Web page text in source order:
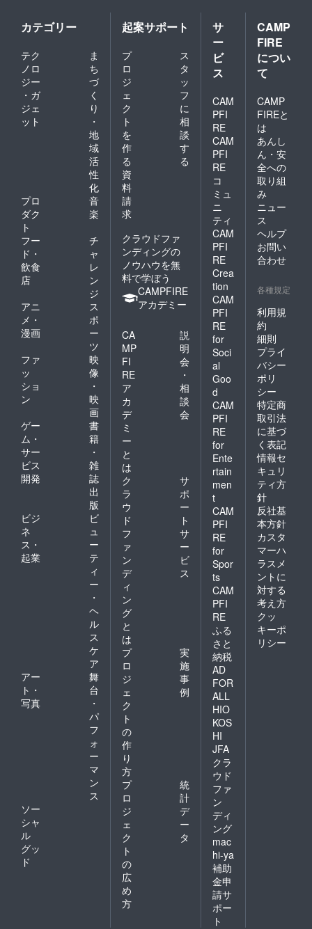
カテゴリー
テク
ノロ
ジー
・ガ
ジェ
ット
ま
ち
づ
く
り
・
地
域
活
性
化
プロ
ダク
ト
音
楽
フー
ド・
飲食
店
チ
ャ
レ
ン
ジ
アニ
メ・
漫画
ス
ポ
ー
ツ
ファ
ッ
ショ
ン
映
像
・
映
画
ゲー
ム・
サー
ビス
開発
書
籍
・
雑
誌
出
版
ビジ
ネ
ス・
起業
ビ
ュ
ー
テ
ィ
ー
・
ヘ
ル
ス
ケ
ア
アー
ト・
写真
舞
台
・
パ
フ
ォ
ー
マ
ン
ス
ソー
シャ
ル
グッ
ド
起案サポート
プ
ロ
ジ
ェ
ク
ト
を
作
る
ス
タ
ッ
フ
に
相
談
す
る
資
料
請
求
クラウドファ
ンディングの
ノウハウを無
料で学ぼう
CAMPFIRE
アカデミー
CA
MP
FI
RE
ア
カ
デ
ミ
ー
と
は
説
明
会
・
相
談
会
ク
ラ
ウ
ド
フ
ァ
ン
デ
ィ
ン
グ
と
は
サ
ポ
ー
ト
サ
ー
ビ
ス
プ
ロ
ジ
ェ
ク
ト
の
作
り
方
実
施
事
例
プ
ロ
ジ
ェ
ク
ト
の
広
め
方
統
計
デ
ー
タ
サ
ー
ビ
ス
CAM
PFI
RE
CAM
PFI
RE
コ
ミュ
ニ
ティ
CAM
PFI
RE
Crea
tion
CAM
PFI
RE
for
Soci
al
Goo
d
CAM
PFI
RE
for
Ente
rtain
men
t
CAM
PFI
RE
for
Spor
ts
CAM
PFI
RE
ふる
さと
納税
AD
FOR
ALL
HIO
KOS
HI
JFA
クラ
ウド
ファ
ン
ディ
ング
mac
hi-ya
補助
金申
請サ
ポー
ト
CAMP
FIRE
につい
て
CAMP
FIREと
は
あんし
ん・安
全への
取り組
み
ニュー
ス
ヘルプ
お問い
合わせ
各種規定
利用規
約
細則
プライ
バシー
ポリ
シー
特定商
取引法
に基づ
く表記
情報セ
キュリ
ティ方
針
反社基
本方針
カスタ
マーハ
ラスメ
ントに
対する
考え方
クッ
キーポ
リシー